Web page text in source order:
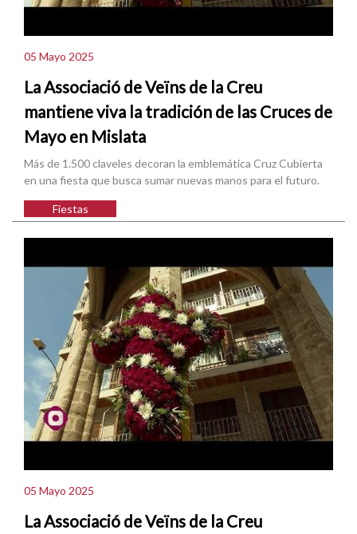
05 Mayo 2025
La Associació de Veïns de la Creu
mantiene viva la tradición de las Cruces de
Mayo en Mislata
Más de 1.500 claveles decoran la emblemática Cruz Cubierta
en una fiesta que busca sumar nuevas manos para el futuro.
Fiestas
05 Mayo 2025
La Associació de Veïns de la Creu